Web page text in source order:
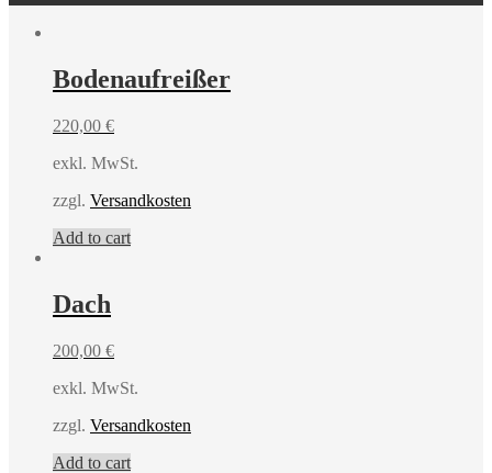
Bodenaufreißer
220,00 €
exkl. MwSt.
zzgl. Versandkosten
Add to cart
Dach
200,00 €
exkl. MwSt.
zzgl. Versandkosten
Add to cart